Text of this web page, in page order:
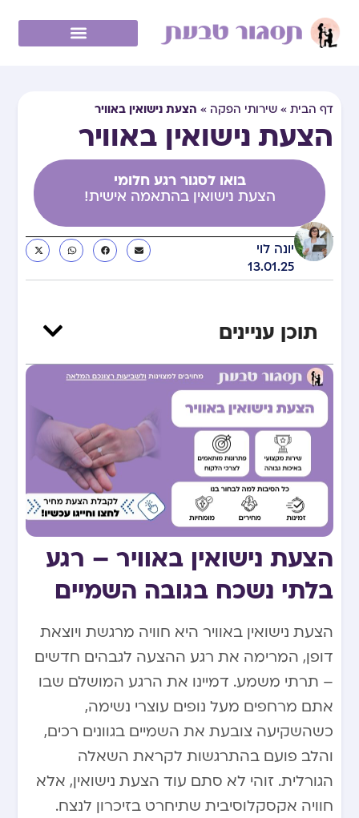
דף הבית »שירותי הפקה » הצעת נישואין באוויר
הצעת נישואין באוויר
בואו לסגור רגע חלומי
הצעת נישואין בהתאמה אישית!
יונה לוי
13.01.25
תוכן עניינים
הצעת נישואין באוויר – רגע
בלתי נשכח בגובה השמיים
הצעת נישואין באוויר היא חוויה מרגשת ויוצאת
דופן, המרימה את רגע ההצעה לגבהים חדשים
– תרתי משמע. דמיינו את הרגע המושלם שבו
אתם מרחפים מעל נופים עוצרי נשימה,
כשהשקיעה צובעת את השמיים בגוונים רכים,
והלב פועם בהתרגשות לקראת השאלה
הגורלית. זוהי לא סתם עוד הצעת נישואין, אלא
חוויה אקסקלוסיבית שתיחרט בזיכרון לנצח.